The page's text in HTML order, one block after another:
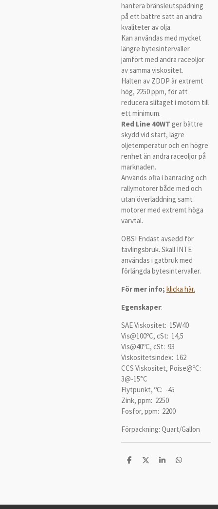
hantera bränsleutspädning
på ett bättre sätt än andra
kvaliteter av olja.
Kan användas med mycket
längre bytesintervaller
jämfört med andra raceoljor
av samma viskositet.
Halten av ZDDP är extremt
hög, 2250 ppm, för att
reducera slitaget i motorn till
ett minimum.
Red Line 40WT ger bättre
skydd vid start, lägre
oljetemperatur och en högre
renhet än andra raceoljor på
marknaden.
Används ofta i banracing och
rallymotorer både med och
utan överladdning samt
motorer med extremt höga
varvtal.
OBS! Endast avsedd för
tävlingsbruk. Skall INTE
användas i gatbruk med
förlängda bytesintervaller.
För mer info; klicka här.
Egenskaper:
SAE Viskositet: 15W40
Vis@100ºC, cSt: 14,5
Vis@40ºC, cSt: 93
Viskositetsindex: 162
CCS Viskositet, Poise@ºC:
3@-15°C
Flytpunkt, ºC: -45
Zink, ppm: 2250
Fosfor, ppm: 2200
Förpackning: Quart/Gallon
D
D
d
D
D